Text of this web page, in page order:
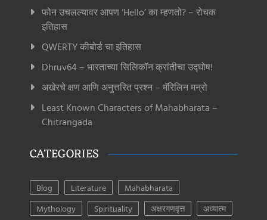
फोन उचलल्यावर आपण ‘Hello’ का म्हणतो? – रोचक
इतिहास
QWERTY कीबोर्ड चा इतिहास
Dhruv64 – भारताच्या सिलिकॉन क्रांतीचा उद्घोष!
अखेरचे क्षण आणि अनुत्तरित प्रश्न – मॅरिलिन मन्रो
Least Known Characters of Mahabharata –
Chitrangada
CATEGORIES
Blog Literature
Mahabharata
Mythology
Spirituality अक्षरगणवृत्त
अध्यात्म